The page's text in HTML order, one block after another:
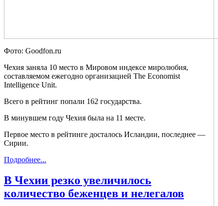
Фото: Goodfon.ru
Чехия заняла 10 место в Мировом индексе миролюбия,
составляемом ежегодно организацией The Economist
Intelligence Unit.
Всего в рейтинг попали 162 государства.
В минувшем году Чехия была на 11 месте.
Первое место в рейтинге досталось Исландии, последнее —
Сирии.
Подробнее...
В Чехии резко увеличилось
количество беженцев и нелегалов